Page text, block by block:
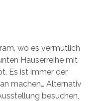
wo es vermutlich
Häuserreihe mit
Es ist immer der
machen… Alternativ
besuchen,